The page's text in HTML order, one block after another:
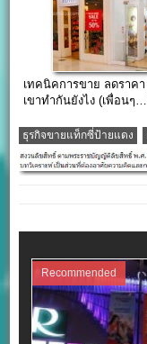
เทคนิคการขาย ลดราคา
เขาทำกันยังไง (เพื่อนๆ
ธุรกิจขายแท็กซี่ป้ายแดง
Recommended